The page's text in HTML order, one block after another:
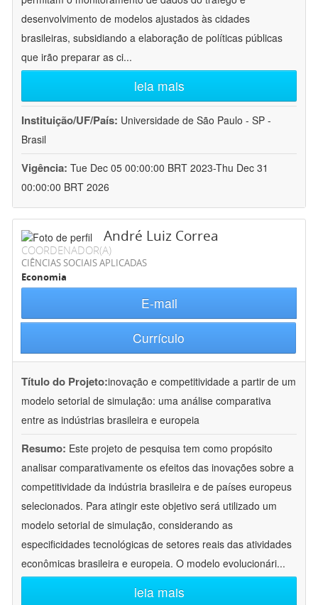
desenvolvimento de modelos ajustados às cidades
brasileiras, subsidiando a elaboração de políticas públicas
que irão preparar as ci...
leia mais
Instituição/UF/País: Universidade de São Paulo - SP -
Brasil
Vigência: Tue Dec 05 00:00:00 BRT 2023-Thu Dec 31
00:00:00 BRT 2026
André Luiz Correa
COORDENADOR(A)
CIÊNCIAS SOCIAIS APLICADAS
Economia
E-mail
Currículo
Título do Projeto:inovação e competitividade a partir de um
modelo setorial de simulação: uma análise comparativa
entre as indústrias brasileira e europeia
Resumo: Este projeto de pesquisa tem como propósito
analisar comparativamente os efeitos das inovações sobre a
competitividade da indústria brasileira e de países europeus
selecionados. Para atingir este objetivo será utilizado um
modelo setorial de simulação, considerando as
especificidades tecnológicas de setores reais das atividades
econômicas brasileira e europeia. O modelo evolucionári...
leia mais